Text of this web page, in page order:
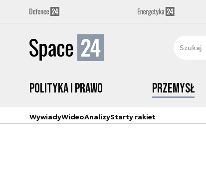
Polityka i prawo Przemysł
WywiadyWideoAnalizyStarty rakiet